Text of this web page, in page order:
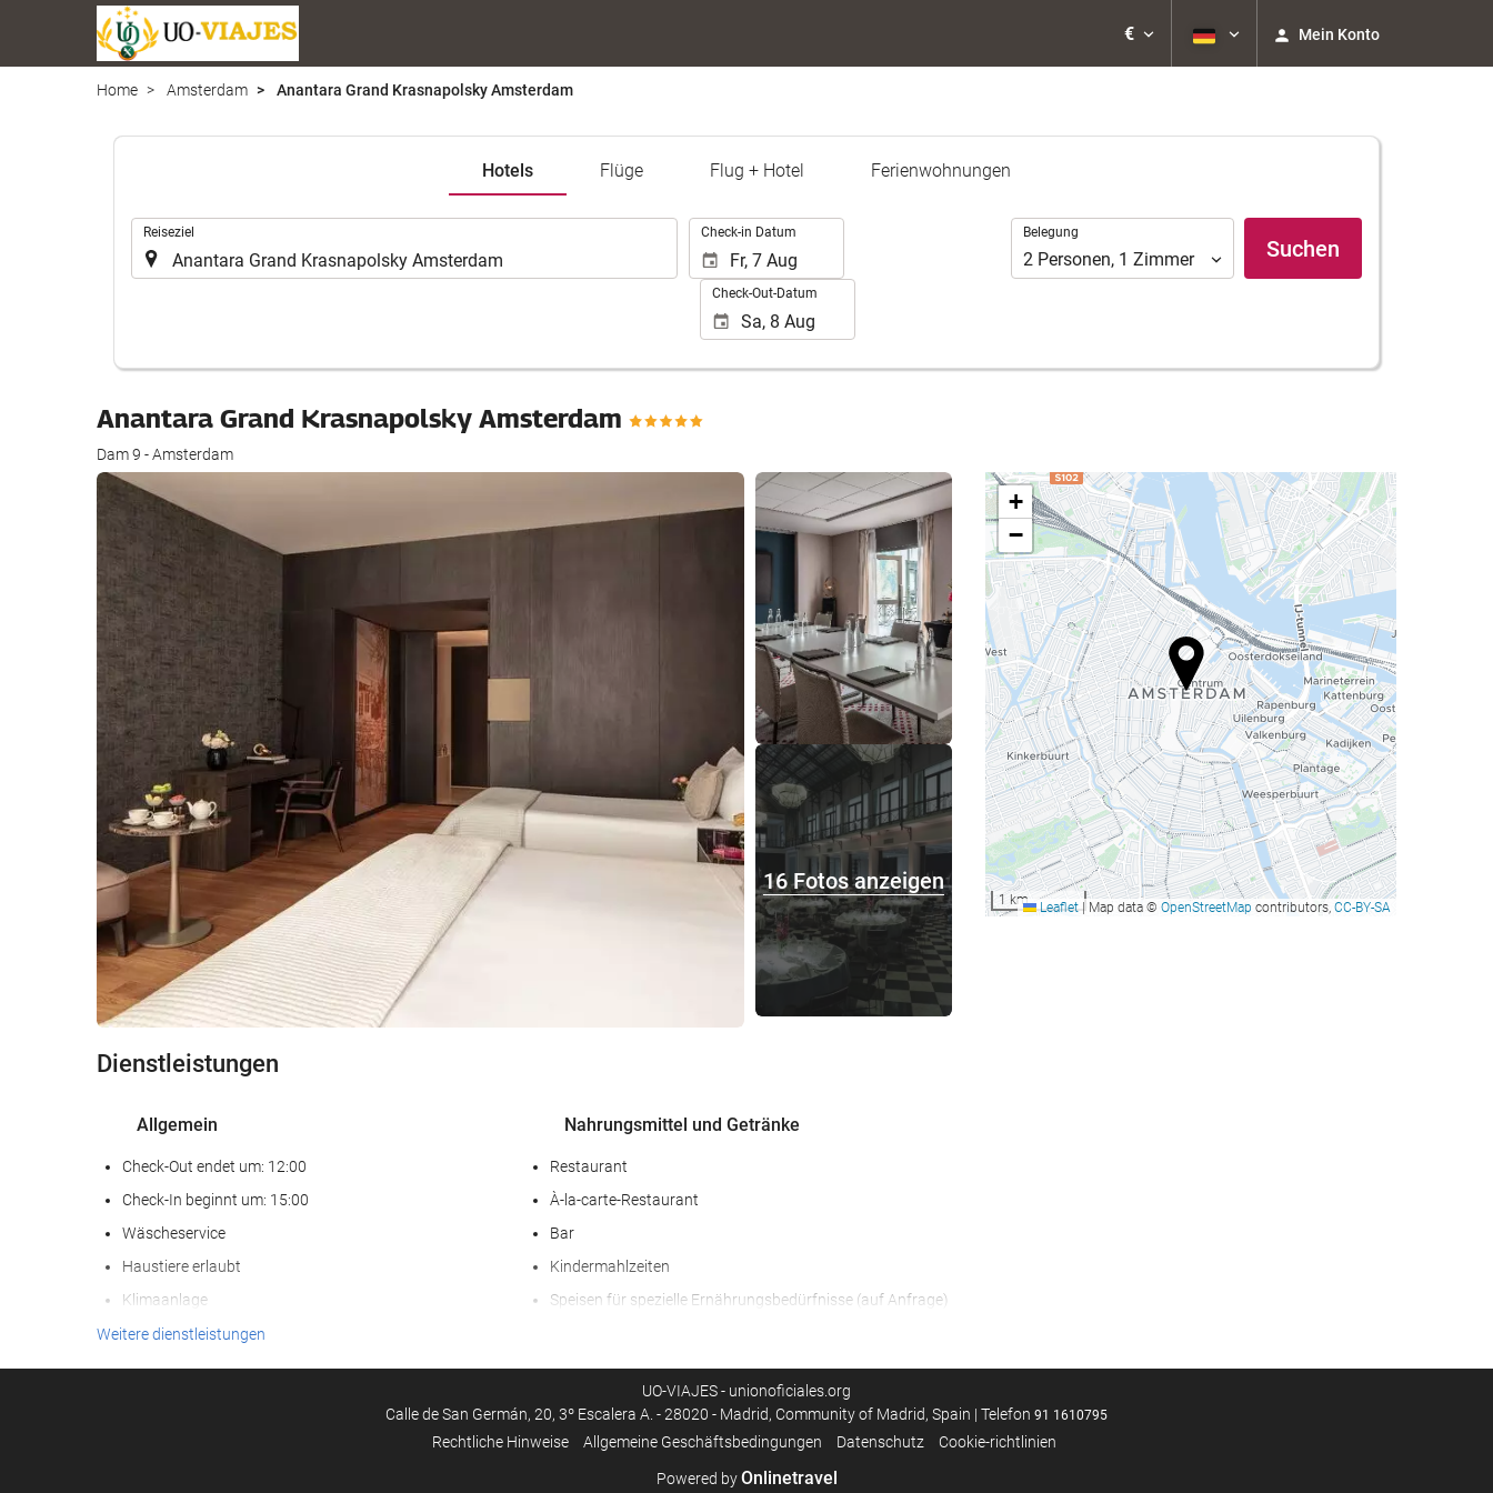
€ Mein Konto
Home Amsterdam Anantara Grand Krasnapolsky Amsterdam
Hotels Flüge Flug + Hotel Ferienwohnungen
Reiseziel Check-in Datum
Check-Out-Datum
Belegung
Belegung
2 Personen, 1 Zimmer Suchen
Anantara Grand Krasnapolsky Amsterdam
Dam 9 - Amsterdam
16 Fotos anzeigen
16 Fotos anzeigen
Dienstleistungen
Allgemein
Check-Out endet um: 12:00
Check-In beginnt um: 15:00
Wäscheservice
Haustiere erlaubt
Klimaanlage
Heizung
Fahrstuhl
Nahrungsmittel und Getränke
Restaurant
À-la-carte-Restaurant
Bar
Kindermahlzeiten
Speisen für spezielle Ernährungsbedürfnisse (auf Anfrage)
Zimmerservice
Frühstück im Zimmer
Obst
Weitere dienstleistungen
+
−
1 km Leaflet | Map data © OpenStreetMap contributors, CC-BY-SA
UO-VIAJES - unionoficiales.org
Calle de San Germán, 20, 3º Escalera A. - 28020 - Madrid, Community of Madrid, Spain | Telefon 91 1610795
Rechtliche Hinweise Allgemeine Geschäftsbedingungen Datenschutz Cookie-richtlinien
Powered byOnlinetravel